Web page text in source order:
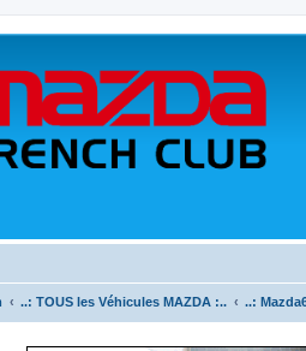
..: TOUS les Véhicules MAZDA :.. ..: